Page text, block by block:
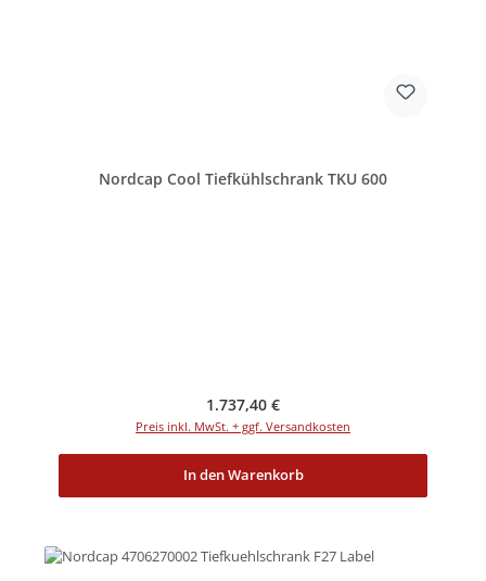
Nordcap Cool Tiefkühlschrank TKU 600
Regulärer Preis:
1.737,40 €
Preis inkl. MwSt. + ggf. Versandkosten
In den Warenkorb